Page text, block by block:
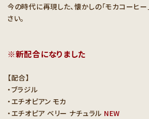
今の時代に再現した、懐かしの「モカコーヒ
さい。
※新配合になりました
【配合】
・ブラジル
・エチオピアン モカ
・エチオピア ベリー ナチュラル NEW